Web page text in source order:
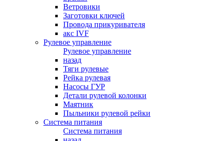
Ветровики
Заготовки ключей
Провода прикуривателя
акс IVF
Рулевое управление
Рулевое управление
назад
Тяги рулевые
Рейка рулевая
Насосы ГУР
Детали рулевой колонки
Маятник
Пыльники рулевой рейки
Система питания
Система питания